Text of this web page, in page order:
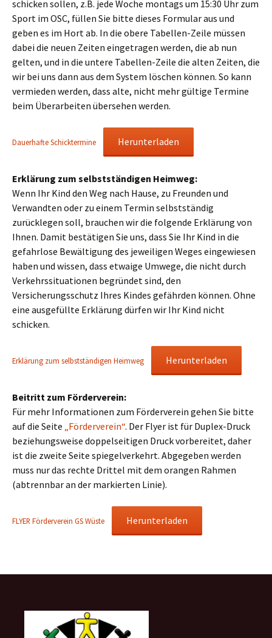
schicken sollen, z.B. jede Woche montags um 15:30 Uhr zum
Sport im OSC, füllen Sie bitte dieses Formular aus und
geben es im Hort ab. In die obere Tabellen-Zeile müssen
dabei die neuen Zeiten eingetragen werden, die ab nun
gelten, und in die untere Tabellen-Zeile die alten Zeiten, die
wir bei uns dann aus dem System löschen können. So kann
vermieden werden, dass alte, nicht mehr gültige Termine
beim Überarbeiten übersehen werden.
Dauerhafte Schicktermine Herunterladen
Erklärung zum selbstständigen Heimweg:
Wenn Ihr Kind den Weg nach Hause, zu Freunden und
Verwandten oder zu einem Termin selbstständig
zurücklegen soll, brauchen wir die folgende Erklärung von
Ihnen. Damit bestätigen Sie uns, dass Sie Ihr Kind in die
gefahrlose Bewältigung des jeweiligen Weges eingewiesen
haben und wissen, dass etwaige Umwege, die nicht durch
Verkehrssituationen begründet sind, den
Versicherungsschutz Ihres Kindes gefährden können. Ohne
eine ausgefüllte Erklärung dürfen wir Ihr Kind nicht
schicken.
Erklärung zum selbstständigen Heimweg Herunterladen
Beitritt zum Förderverein:
Für mehr Informationen zum Förderverein gehen Sie bitte
auf die Seite „Förderverein“. Der Flyer ist für Duplex-Druck
beziehungsweise doppelseitigen Druck vorbereitet, daher
ist die zweite Seite spiegelverkehrt. Abgegeben werden
muss nur das rechte Drittel mit dem orangen Rahmen
(abtrennbar an der markierten Linie).
FLYER Förderverein GS Wüste Herunterladen